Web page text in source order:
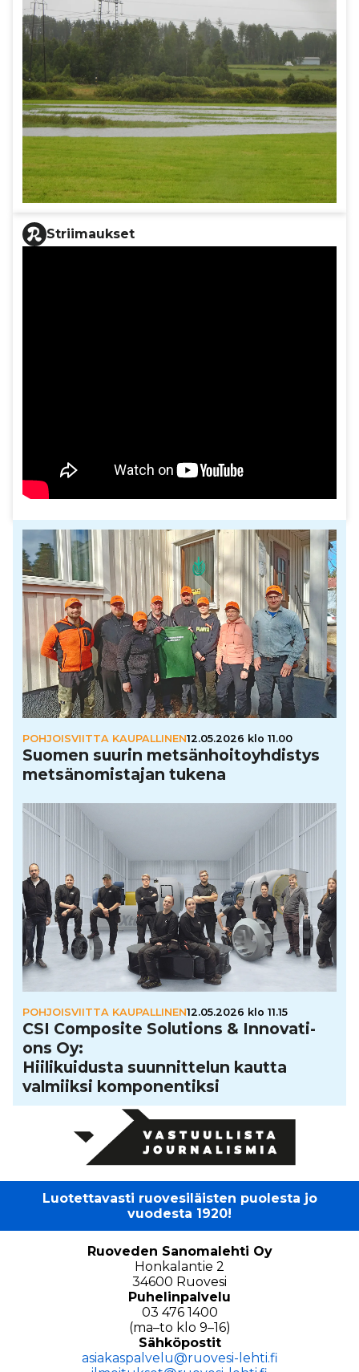
Striimaukset
POHJOISVIITTA KAUPALLINEN12.05.2026 klo 11.00
Suomen suurin met­sän­hoi­to­yh­dis­tys
met­sä­no­mis­ta­jan tukena
POHJOISVIITTA KAUPALLINEN12.05.2026 klo 11.15
CSI Composite Solutions & Inno­va­ti­
ons Oy:
Hii­li­kui­dusta suun­nit­te­lun kautta
valmiiksi kom­po­nen­tiksi
Luotettavasti ruovesiläisten puolesta jo
vuodesta 1920!
Ruoveden Sanomalehti Oy
Honkalantie 2
34600 Ruovesi
Puhelinpalvelu
03 476 1400
(ma–to klo 9–16)
Sähköpostit
asiakaspalvelu@ruovesi-lehti.fi